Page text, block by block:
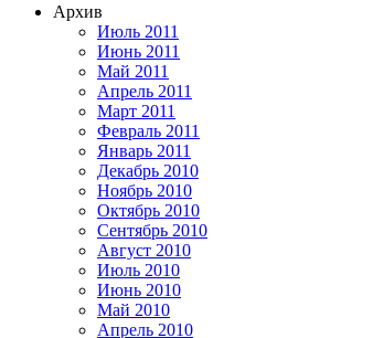
Архив
Июль 2011
Июнь 2011
Май 2011
Апрель 2011
Март 2011
Февраль 2011
Январь 2011
Декабрь 2010
Ноябрь 2010
Октябрь 2010
Сентябрь 2010
Август 2010
Июль 2010
Июнь 2010
Май 2010
Апрель 2010